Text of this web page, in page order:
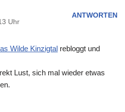
Uhr
ANTWORTEN
Wilde Kinzigtal rebloggt und
Lust, sich mal wieder etwas